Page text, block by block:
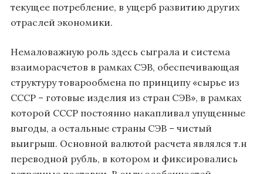
текущее потребление, в ущерб развитию других
отраслей экономики.
Немаловажную роль здесь сыграла и система
взаиморасчетов в рамках СЭВ, обеспечивающая
структуру товарообмена по принципу «сырье из
СССР – готовые изделия из стран СЭВ», в рамках
которой СССР постоянно накапливал упущенные
выгоды, а остальные страны СЭВ – чистый
выигрыш. Основной валютой расчета являлся т.н
переводной рубль, в котором и фиксировались